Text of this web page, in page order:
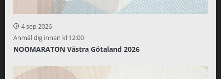
4 sep 2026
Anmäl dig innan kl 12:00
NOOMARATON Västra Götaland 2026